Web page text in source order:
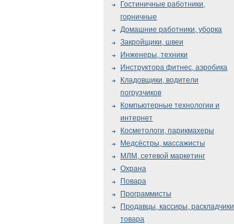
Гостиничные работники,
горничные
Домашние работники, уборка
Закройщики, швеи
Инженеры, техники
Инструктора фитнес, аэробика
Кладовщики, водители
погрузчиков
Компьютерные технологии и
интернет
Косметологи, парикмахеры
Медсёстры, массажисты
МЛМ, сетевой маркетинг
Охрана
Повара
Программисты
Продавцы, кассиры, раскладчики
товара